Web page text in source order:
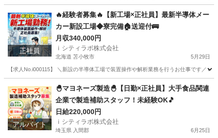
その他 住み込み
正社員
🔥経験者募集🔥【新工場×正社員】最新半導体メー
カー新設工場◆寮完備🏠送迎付🚌
月収340,000円
ｉシティラボ株式会社
北海道 苫小牧市 5月29日
【求人No.i000115】 ＼新設の半導体工場で装置操作や解析業務を行うお仕事です／
苫小牧市 その他
アルバイト
🐣マヨネーズ製造🐣【日勤×正社員】大手食品関連
企業で製造補助スタッフ！未経験OK🎵
日給220,000円
ｉシティラボ株式会社
埼玉県 入間郡 6月25日